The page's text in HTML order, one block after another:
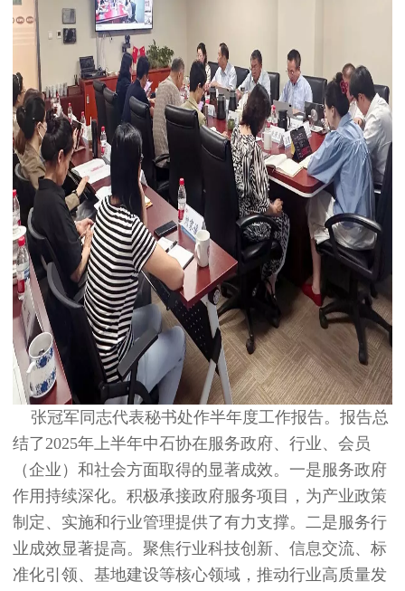
张冠军同志代表秘书处作半年度工作报告。报告总
结了2025年上半年中石协在服务政府、行业、会员
（企业）和社会方面取得的显著成效。一是服务政府
作用持续深化。积极承接政府服务项目，为产业政策
制定、实施和行业管理提供了有力支撑。二是服务行
业成效显著提高。聚焦行业科技创新、信息交流、标
准化引领、基地建设等核心领域，推动行业高质量发